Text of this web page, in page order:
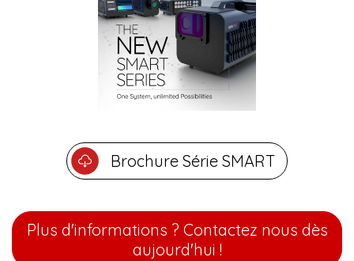
Brochure Série SMART
Plus d'informations ? Contactez nous dès
aujourd'hui !